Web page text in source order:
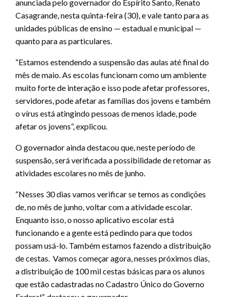
anunciada pelo governador do Espírito Santo, Renato
Casagrande, nesta quinta-feira (30), e vale tanto para as
unidades públicas de ensino — estadual e municipal —
quanto para as particulares.
“Estamos estendendo a suspensão das aulas até final do
mês de maio. As escolas funcionam como um ambiente
muito forte de interação e isso pode afetar professores,
servidores, pode afetar as famílias dos jovens e também
o vírus está atingindo pessoas de menos idade, pode
afetar os jovens”, explicou.
O governador ainda destacou que, neste período de
suspensão, será verificada a possibilidade de retomar as
atividades escolares no mês de junho.
“Nesses 30 dias vamos verificar se temos as condições
de, no mês de junho, voltar com a atividade escolar.
Enquanto isso, o nosso aplicativo escolar está
funcionando e a gente está pedindo para que todos
possam usá-lo. Também estamos fazendo a distribuição
de cestas. Vamos começar agora, nesses próximos dias,
a distribuição de 100 mil cestas básicas para os alunos
que estão cadastradas no Cadastro Único do Governo